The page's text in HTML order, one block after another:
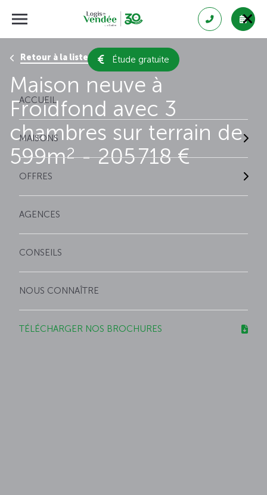
Étude gratuite
ACCUEIL
MAISONS
OFFRES
AGENCES
CONSEILS
NOUS CONNAÎTRE
TÉLÉCHARGER NOS BROCHURES
Retour à la liste des résultats
Maison neuve à
Froidfond avec 3
chambres sur terrain de
599m2- 205 718 €